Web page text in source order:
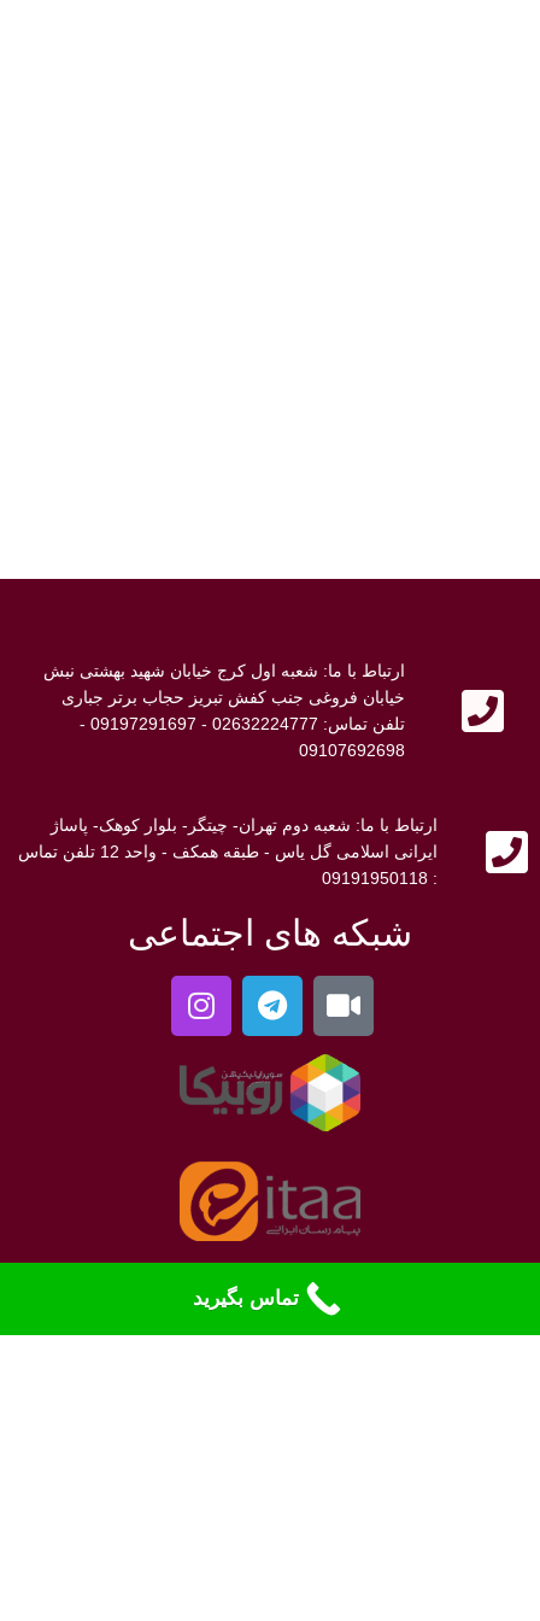
ارتباط با ما: شعبه اول کرج خیابان شهید بهشتی نبش
خیابان فروغی جنب کفش تبریز حجاب برتر جباری
تلفن تماس: 02632224777 - 09197291697 -
09107692698
ارتباط با ما: شعبه دوم تهران- چیتگر- بلوار کوهک- پاساژ
ایرانی اسلامی گل یاس - طبقه همکف - واحد 12 تلفن تماس
: 09191950118
شبکه های اجتماعی
تماس بگیرید